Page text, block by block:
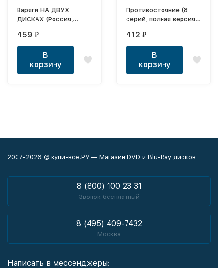
Варяги НА ДВУХ
ДИСКАХ (Россия,
16 серий)
459 ₽
В
корзину
Противостояние (8
серий, полная версия)
412 ₽
В
корзину
2007-2026 © купи-все.РУ — Магазин DVD и Blu-Ray дисков
8 (800) 100 23 31
Звонок бесплатный
8 (495) 409-7432
Москва
Написать в мессенджеры: